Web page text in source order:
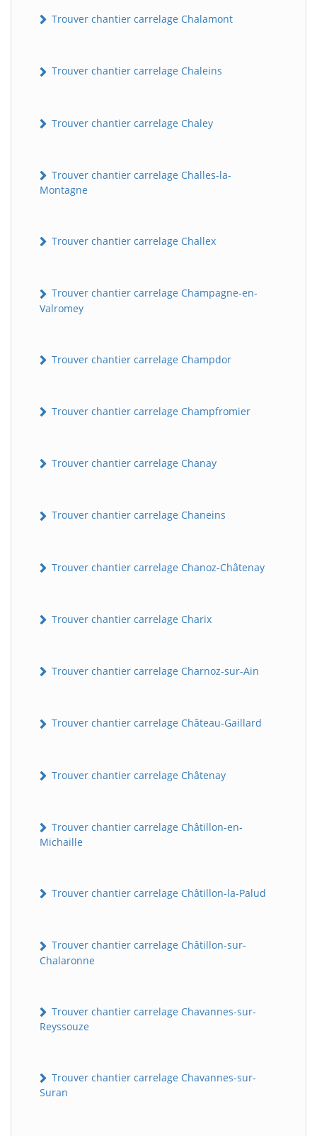
Trouver chantier carrelage Chalamont
Trouver chantier carrelage Chaleins
Trouver chantier carrelage Chaley
Trouver chantier carrelage Challes-la-
Montagne
Trouver chantier carrelage Challex
Trouver chantier carrelage Champagne-en-
Valromey
Trouver chantier carrelage Champdor
Trouver chantier carrelage Champfromier
Trouver chantier carrelage Chanay
Trouver chantier carrelage Chaneins
Trouver chantier carrelage Chanoz-Châtenay
Trouver chantier carrelage Charix
Trouver chantier carrelage Charnoz-sur-Ain
Trouver chantier carrelage Château-Gaillard
Trouver chantier carrelage Châtenay
Trouver chantier carrelage Châtillon-en-
Michaille
Trouver chantier carrelage Châtillon-la-Palud
Trouver chantier carrelage Châtillon-sur-
Chalaronne
Trouver chantier carrelage Chavannes-sur-
Reyssouze
Trouver chantier carrelage Chavannes-sur-
Suran